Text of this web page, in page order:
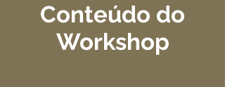
Conteúdo do
Workshop